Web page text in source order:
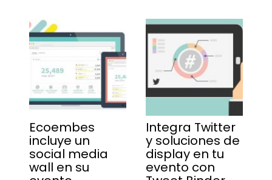
Ecoembes
incluye un
social media
wall en su
Integra Twitter
y soluciones de
display en tu
evento con